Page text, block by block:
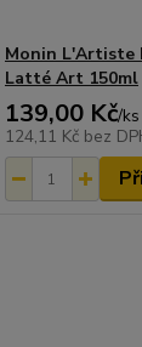
Monin L'Artiste
Latté Art 150ml
139,00 Kč/ks
124,11 Kč bez